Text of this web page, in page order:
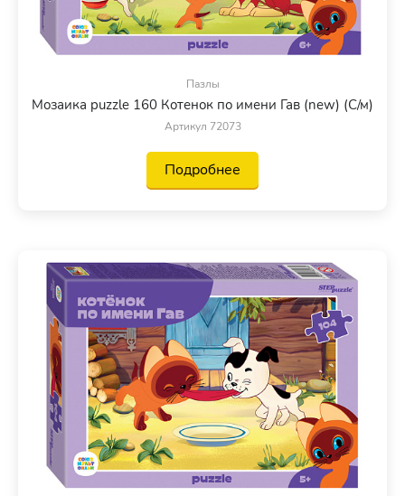
Пазлы
Мозаика puzzle 160 Котенок по имени Гав (new) (С/м)
Артикул 72073
Подробнее